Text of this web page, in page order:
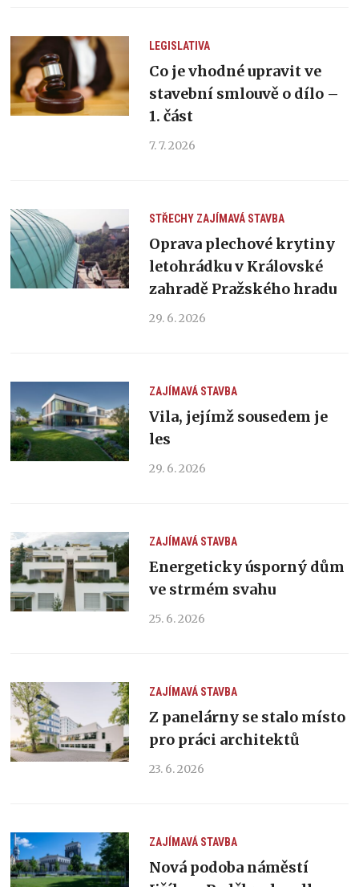
LEGISLATIVA
Co je vhodné upravit ve
stavební smlouvě o dílo –
1. část
7. 7. 2026
STŘECHY ZAJÍMAVÁ STAVBA
Oprava plechové krytiny
letohrádku v Královské
zahradě Pražského hradu
29. 6. 2026
ZAJÍMAVÁ STAVBA
Vila, jejímž sousedem je
les
29. 6. 2026
ZAJÍMAVÁ STAVBA
Energeticky úsporný dům
ve strmém svahu
25. 6. 2026
ZAJÍMAVÁ STAVBA
Z panelárny se stalo místo
pro práci architektů
23. 6. 2026
ZAJÍMAVÁ STAVBA
Nová podoba náměstí